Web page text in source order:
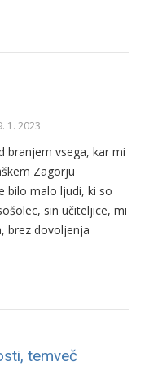
1. 2023
branjem vsega, kar mi
Zagorju
bilo malo ljudi, ki so
sin učiteljice, mi
brez dovoljenja
temveč